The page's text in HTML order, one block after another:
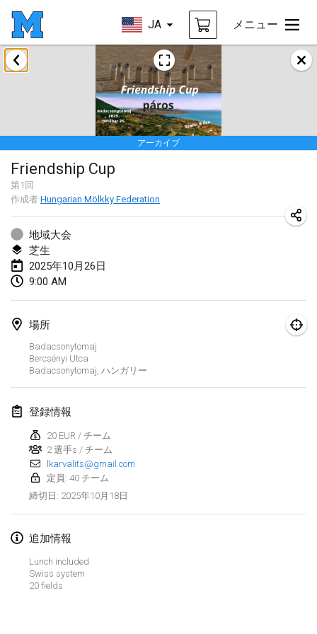
JA メニュー
アーカイブ
Friendship Cup
第1 回
作成者 Hungarian Mölkky Federation
地域大会
芝生
2025年10月26日
9:00 AM
場所
Badacsonytomaj
Bercsényi Utca
Badacsonytomaj ハンガリー
登録情報
20 EUR / チーム
2 選手s / チーム
lkarvalits@gmail.com
定員: 40 チーム
締切日 : 2025年10月18日
追加情報
Lunch included
Swiss system
20 fields
2025年1月
Tournoi Mixte ASPTTOM
2025年1月18日|フランス
Indoor Polish Open 2025 - Singles
2025年1月18日|
Tournoi de St Max
2025年1月19日|フランス
Indoor Polish Open 2025 - Doubles
2025年1月19日
Tournoi de Mölkky - Lesfous Dubâtonvaigeois
2025年1月25日
2025年2月
US Mölkky Winter
2025年2月7日
Open des vendanges tardives
2025年2月8日|
Indoor de la CASAS
SM HalliMölkky - Finnish Championship
2025年2月15日
Warm-up EM Indoor